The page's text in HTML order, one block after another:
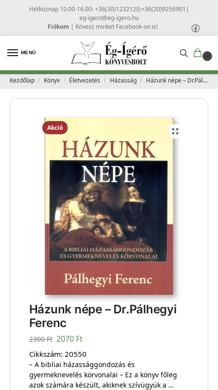
Hétköznap 10.00-16.00: +36(30)1232120;+36(20)9256901 |
eg-igero@eg-igero.hu
Fiókom | Kövess minket Facebook-on is!
MENÜ
0
Kezdőlap / Könyv / Életvezetés / Házasság / Házunk népe – Dr.Pálhegyi Ferenc
Akció
Házunk népe – Dr.Pálhegyi
Ferenc
2300Ft 2070 Ft
Cikkszám: 20550
– A bibliai házassággondozás és
gyermeknevelés körvonalai – Ez a könyv főleg
azok számára készült, akiknek szívügyük a …